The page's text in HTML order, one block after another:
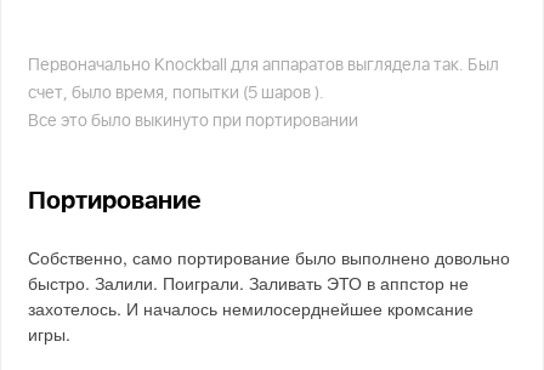
Первоначально Knockball для аппаратов выглядела так. Был
счет, было время, попытки (5 шаров ).
Все это было выкинуто при портировании
Портирование
Собственно, само портирование было выполнено довольно
быстро. Залили. Поиграли. Заливать ЭТО в аппстор не
захотелось. И началось немилосерднейшее кромсание
игры.